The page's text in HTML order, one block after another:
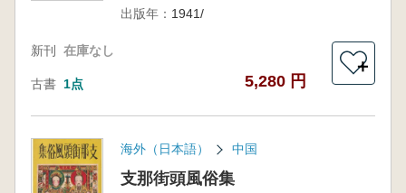
出版年： 1941/
新刊 在庫なし
古書 1点 5,280 円
＋
海外（日本語） 中国
支那街頭風俗集